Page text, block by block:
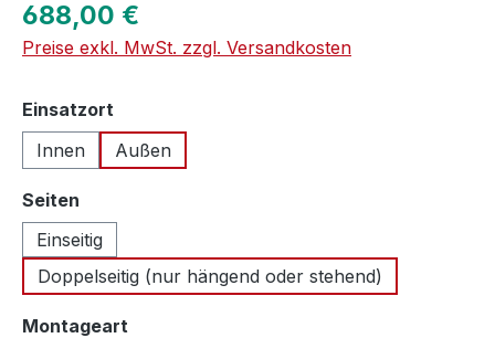
Regulärer Preis:
688,00 €
Preise exkl. MwSt. zzgl. Versandkosten
Einsatzort
Innen
Außen
Seiten
Einseitig
Doppelseitig (nur hängend oder stehend)
Montageart